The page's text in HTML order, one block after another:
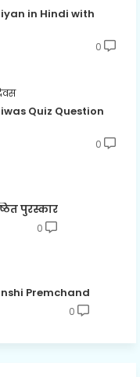
in Hindi with
0
Quiz Question
0
पुरस्कार
0
Premchand
0